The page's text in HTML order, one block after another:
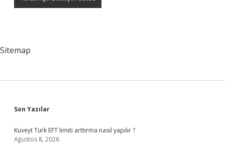
Sitemap
Sidebar
Son Yazılar
Kuveyt Türk EFT limiti arttırma nasıl yapılır ?
Ağustos 8, 2026